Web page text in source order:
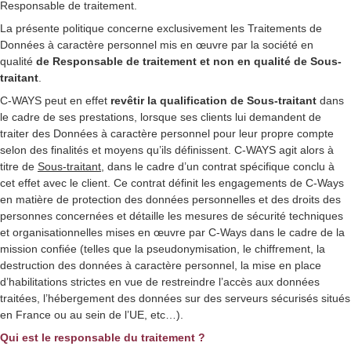
Responsable de traitement.
La présente politique concerne exclusivement les Traitements de
Données à caractère personnel mis en œuvre par la société en
qualité de Responsable de traitement et non en qualité de Sous-
traitant.
C-WAYS peut en effet revêtir la qualification de Sous-traitant dans
le cadre de ses prestations, lorsque ses clients lui demandent de
traiter des Données à caractère personnel pour leur propre compte
selon des finalités et moyens qu’ils définissent. C-WAYS agit alors à
titre de Sous-traitant, dans le cadre d’un contrat spécifique conclu à
cet effet avec le client. Ce contrat définit les engagements de C-Ways
en matière de protection des données personnelles et des droits des
personnes concernées et détaille les mesures de sécurité techniques
et organisationnelles mises en œuvre par C-Ways dans le cadre de la
mission confiée (telles que la pseudonymisation, le chiffrement, la
destruction des données à caractère personnel, la mise en place
d’habilitations strictes en vue de restreindre l’accès aux données
traitées, l’hébergement des données sur des serveurs sécurisés situés
en France ou au sein de l’UE, etc…).
Qui est le responsable du traitement ?